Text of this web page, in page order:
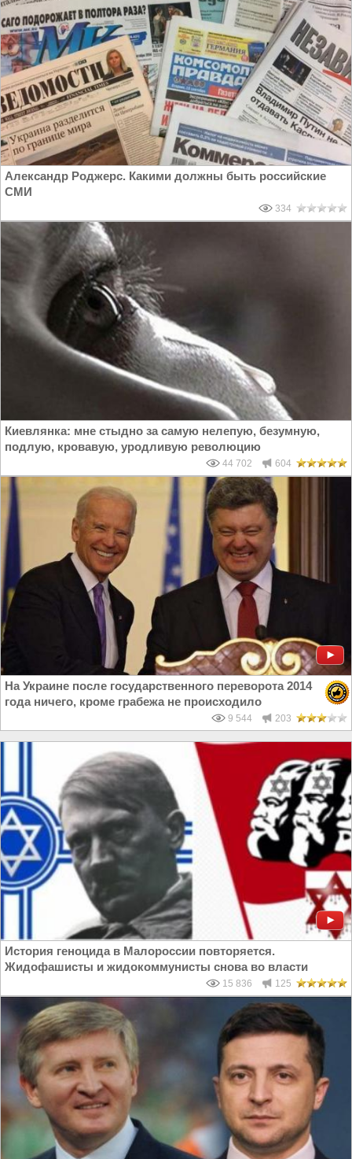
Александр Роджерс. Какими должны быть российские
СМИ
334
Киевлянка: мне стыдно за самую нелепую, безумную,
подлую, кровавую, уродливую революцию
44 702 604
На Украине после государственного переворота 2014
года ничего, кроме грабежа не происходило
9 544 203
История геноцида в Малороссии повторяется.
Жидофашисты и жидокоммунисты снова во власти
15 836 125